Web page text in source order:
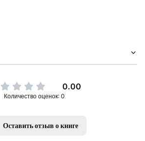
0.00
Количество оценок: 0
Оставить отзыв о книге